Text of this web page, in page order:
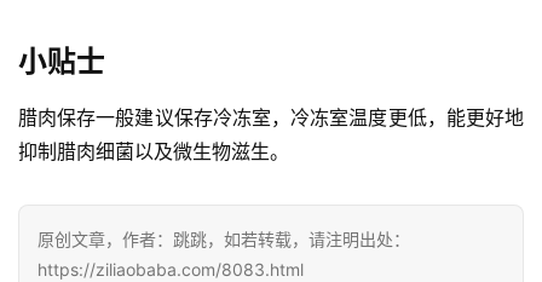
小贴士
腊肉保存一般建议保存冷冻室，冷冻室温度更低，能更好地
抑制腊肉细菌以及微生物滋生。
原创文章，作者：跳跳，如若转载，请注明出处：
https://ziliaobaba.com/8083.html